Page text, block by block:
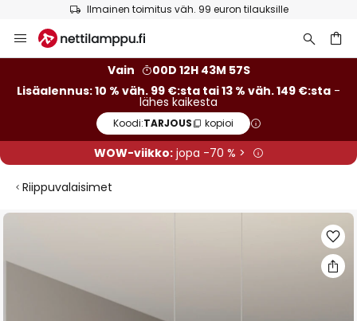
Ilmainen toimitus väh. 99 euron tilauksille
to
Vain
00D 12H 43M 56S
Lisäalennus: 10 % väh. 99 €:sta tai 13 % väh. 149 €:sta -
lähes kaikesta
Koodi:TARJOUS kopioi
WOW-viikko:jopa -70 % >
Riippuvalaisimet
Skip
the